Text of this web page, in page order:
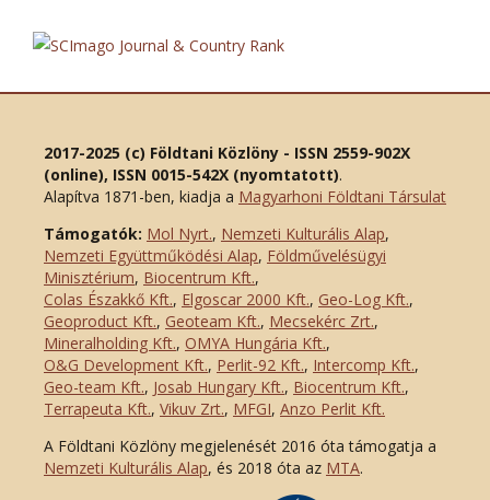
2017-2025 (c) Földtani Közlöny - ISSN 2559-902X
(online), ISSN 0015-542X (nyomtatott).
Alapítva 1871-ben, kiadja a Magyarhoni Földtani Társulat
Támogatók: Mol Nyrt., Nemzeti Kulturális Alap,
Nemzeti Együttműködési Alap, Földművelésügyi
Minisztérium, Biocentrum Kft.,
Colas Északkő Kft., Elgoscar 2000 Kft., Geo-Log Kft.,
Geoproduct Kft., Geoteam Kft., Mecsekérc Zrt.,
Mineralholding Kft., OMYA Hungária Kft.,
O&G Development Kft., Perlit-92 Kft., Intercomp Kft.,
Geo-team Kft., Josab Hungary Kft., Biocentrum Kft.,
Terrapeuta Kft., Vikuv Zrt., MFGI, Anzo Perlit Kft.
A Földtani Közlöny megjelenését 2016 óta támogatja a
Nemzeti Kulturális Alap, és 2018 óta az MTA.